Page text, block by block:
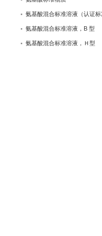
氨基酸混合标准溶液（认证
氨基酸混合标准溶液，B 型
氨基酸混合标准溶液，Ｈ型